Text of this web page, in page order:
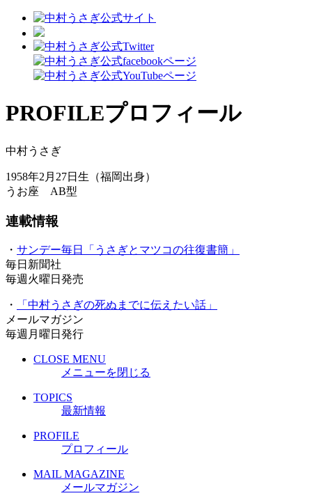
PROFILEプロフィール
中村うさぎ
1958年2月27日生（福岡出身）
うお座 AB型
連載情報
・ サンデー毎日「うさぎとマツコの往復書簡」
毎日新聞社
毎週火曜日発売
・
「中村うさぎの死ぬまでに伝えたい話」
メールマガジン
毎週月曜日発行
CLOSE MENU
メニューを閉じる
TOPICS
最新情報
PROFILE
プロフィール
MAIL MAGAZINE
メールマガジン